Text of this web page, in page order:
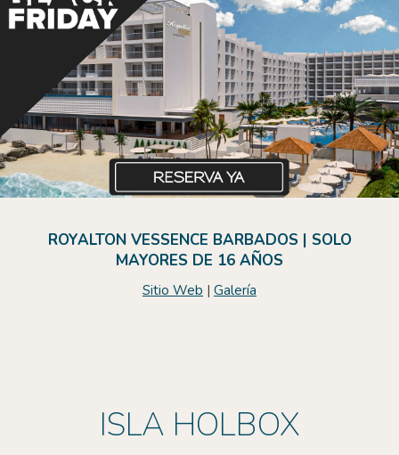
ROYALTON VESSENCE BARBADOS | SOLO
MAYORES DE 16 AÑOS
Sitio Web | Galería
ISLA HOLBOX